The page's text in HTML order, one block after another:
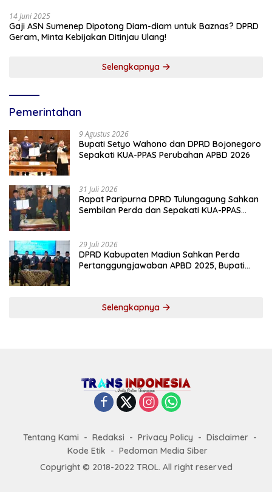
14 Juni 2025
Gaji ASN Sumenep Dipotong Diam-diam untuk Baznas? DPRD
Geram, Minta Kebijakan Ditinjau Ulang!
Selengkapnya
Pemerintahan
9 Agustus 2026
Bupati Setyo Wahono dan DPRD Bojonegoro
Sepakati KUA-PPAS Perubahan APBD 2026
31 Juli 2026
Rapat Paripurna DPRD Tulungagung Sahkan
Sembilan Perda dan Sepakati KUA-PPAS
29 Juli 2026
DPRD Kabupaten Madiun Sahkan Perda
Pertanggungjawaban APBD 2025, Bupati
Selengkapnya
Tentang Kami Redaksi Privacy Policy
Disclaimer
Kode Etik
Pedoman Media Siber
Copyright © 2018-2022 TROL. All right reserved